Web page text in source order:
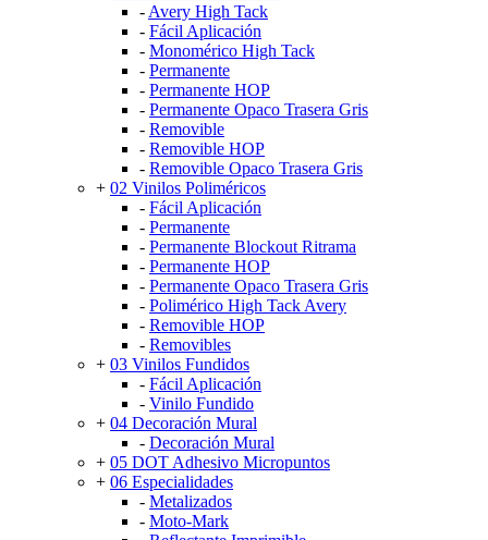
- Avery High Tack
- Fácil Aplicación
- Monomérico High Tack
- Permanente
- Permanente HOP
- Permanente Opaco Trasera Gris
- Removible
- Removible HOP
- Removible Opaco Trasera Gris
+ 02 Vinilos Poliméricos
- Fácil Aplicación
- Permanente
- Permanente Blockout Ritrama
- Permanente HOP
- Permanente Opaco Trasera Gris
- Polimérico High Tack Avery
- Removible HOP
- Removibles
+ 03 Vinilos Fundidos
- Fácil Aplicación
- Vinilo Fundido
+ 04 Decoración Mural
- Decoración Mural
+ 05 DOT Adhesivo Micropuntos
+ 06 Especialidades
- Metalizados
- Moto-Mark